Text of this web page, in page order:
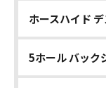
ホースハイド
5ホール バック